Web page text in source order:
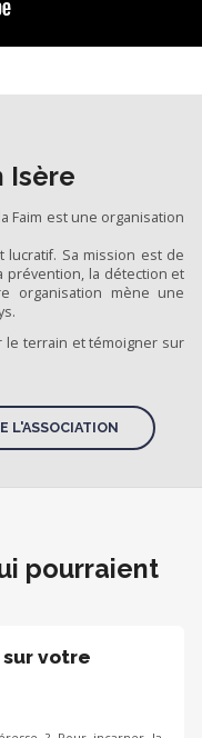
Isère
Faim est une organisation
Sa mission est de
prévention, la détection et
organisation mène une
le terrain et témoigner sur
L'ASSOCIATION
pourraient
votre